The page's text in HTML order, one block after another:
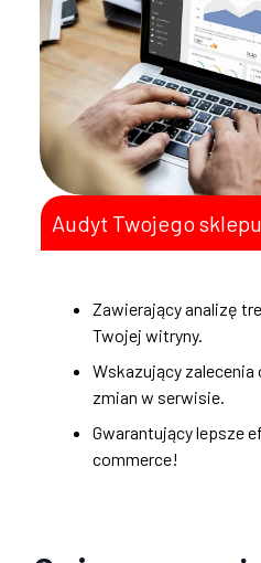
Audyt Twojego sklepu
Zawierający analizę
Twojej witryny.
Wskazujący zalecenia
zmian w serwisie.
Gwarantujący lepsze
commerce!